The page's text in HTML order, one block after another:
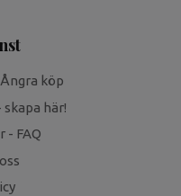
köp
här!
- FAQ